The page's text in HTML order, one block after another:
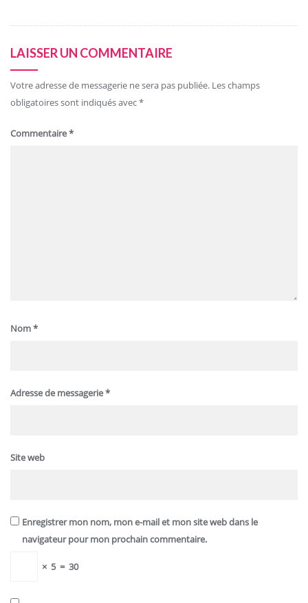
LAISSER UN COMMENTAIRE
Votre adresse de messagerie ne sera pas publiée. Les champs
obligatoires sont indiqués avec*
Commentaire*
Nom*
Adresse de messagerie*
Site web
Enregistrer mon nom, mon e-mail et mon site web dans le
navigateur pour mon prochain commentaire.
× 5 = 30